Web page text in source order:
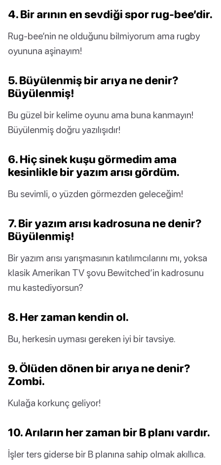
4. Bir arının en sevdiği spor rug-bee’dir.
Rug-bee’nin ne olduğunu bilmiyorum ama rugby
oyununa aşinayım!
5. Büyülenmiş bir arıya ne denir?
Büyülenmiş!
Bu güzel bir kelime oyunu ama buna kanmayın!
Büyülenmiş doğru yazılışıdır!
6. Hiç sinek kuşu görmedim ama
kesinlikle bir yazım arısı gördüm.
Bu sevimli, o yüzden görmezden geleceğim!
7. Bir yazım arısı kadrosuna ne denir?
Büyülenmiş!
Bir yazım arısı yarışmasının katılımcılarını mı, yoksa
klasik Amerikan TV şovu Bewitched’in kadrosunu
mu kastediyorsun?
8. Her zaman kendin ol.
Bu, herkesin uyması gereken iyi bir tavsiye.
9. Ölüden dönen bir arıya ne denir?
Zombi.
Kulağa korkunç geliyor!
10. Arıların her zaman bir B planı vardır.
İşler ters giderse bir B planına sahip olmak akıllıca.